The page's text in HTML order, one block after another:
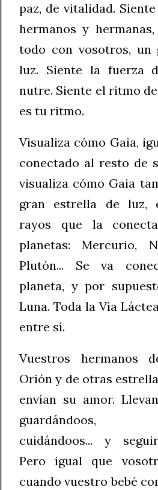
paz, de vitalidad.
hermanos y
todo con vosotros, un
luz. Siente la fuerza
nutre. Siente el ritmo
es tu ritmo.
Visualiza cómo Gaia,
conectado al resto de
visualiza cómo Gaia
gran estrella de luz,
rayos que la
planetas: Mercurio,
Plutón... Se va
planeta, y por
Luna. Toda la Vía
entre sí.
Vuestros hermanos
Orión y de otras
envían su amor.
guardándoos,
cuidándoos... y
Pero igual que
cuando vuestro bebé